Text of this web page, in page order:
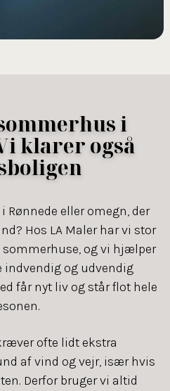
i
klarer også
Rønnede eller omegn, der
Hos LA Maler har vi stor
og vi hjælper
indvendig og udvendig
får nyt liv og står flot hele
ofte lidt ekstra
af vind og vejr, især hvis
Derfor bruger vi altid